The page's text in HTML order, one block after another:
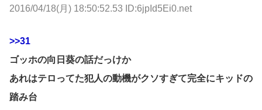
2016/04/18(月) 18:50:52.53 ID:6jpId5Ei0.net
>>31
ゴッホの向日葵の話だっけか
あれはテロってた犯人の動機がクソすぎて完全にキッドの
踏み台